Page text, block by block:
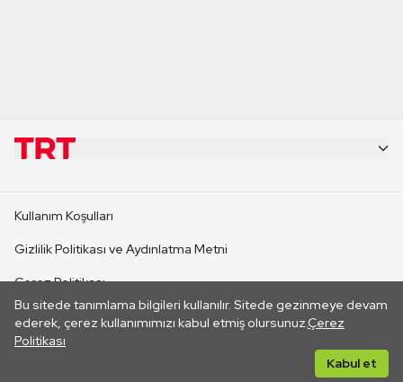
Bu sitede tanımlama bilgileri kullanılır. Sitede gezinmeye devam
ederek, çerez kullanımımızı kabul etmiş olursunuz.Çerez
Politikası
Kabul et
CANLI YAYINLAR
Kullanım Koşulları
Gizlilik Politikası ve Aydınlatma Metni
Çerez Politikası
İletişim
Her hakkı saklıdır. ©2026 TRT. Bağlantı yoluyla gidilen dış